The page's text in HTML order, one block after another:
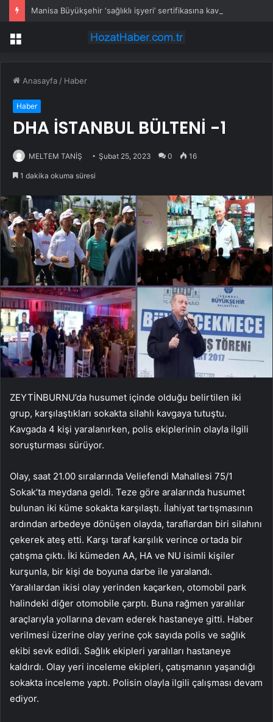
Manisa Büyükşehir ‘sağlıklı işyeri’ sertifikasına kavuştu
Menü
Anasayfa / Haber
Haber
DHA İSTANBUL BÜLTENİ -1
MELTEM TANİŞ Şubat 25, 2023 0 16
1 dakika okuma süresi
ZEYTİNBURNU’da husumet içinde olduğu belirtilen iki
grup, karşılaştıkları sokakta silahlı kavgaya tutuştu.
Kavgada 4 kişi yaralanırken, polis ekiplerinin olayla ilgili
soruşturması sürüyor.
Olay, saat 21.00 sıralarında Veliefendi Mahallesi 75/1
Sokak’ta meydana geldi. Teze göre aralarında husumet
bulunan iki küme sokakta karşılaştı. İlahiyat tartışmasının
ardından arbedeye dönüşen olayda, taraflardan biri silahını
çekerek ateş etti. Karşı taraf karşılık verince ortada bir
çatışma çıktı. İki kümeden AA, HA ve NU isimli kişiler
kurşunla, bir kişi de boyuna darbe ile yaralandı.
Yaralılardan ikisi olay yerinden kaçarken, otomobil park
halindeki diğer otomobile çarptı. Buna rağmen yaralılar
araçlarıyla yollarına devam ederek hastaneye gitti. Haber
verilmesi üzerine olay yerine çok sayıda polis ve sağlık
ekibi sevk edildi. Sağlık ekipleri yaralıları hastaneye
kaldırdı. Olay yeri inceleme ekipleri, çatışmanın yaşandığı
sokakta inceleme yaptı. Polisin olayla ilgili çalışması devam
ediyor.